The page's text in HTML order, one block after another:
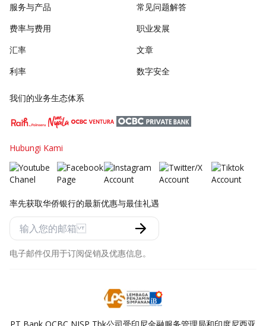
服务与产品
费率与费用
汇率
利率
常见问题解答
职业发展
文章
数字安全
我们的业务生态体系
Hubungi Kami
率先获取华侨银行的最新优惠与最佳礼遇
电子邮件仅用于订阅促销及优惠信息。